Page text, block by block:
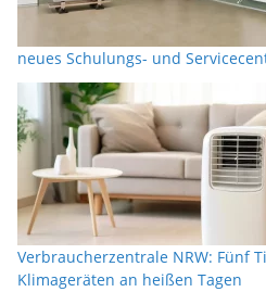
neues Schulungs- und
Verbraucherzentrale NRW: Fünf
Klimageräten an heißen Tagen